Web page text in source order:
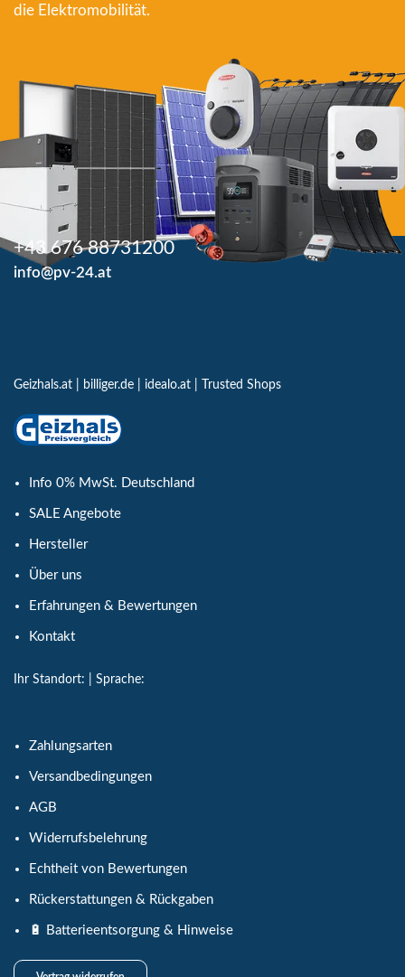
die Elektromobilität.
+43 676 88731200
info@pv-24.at
Geizhals.at billiger.de idealo.at Trusted Shops
Info 0% MwSt. Deutschland
SALE Angebote
Hersteller
Über uns
Erfahrungen & Bewertungen
Kontakt
Ihr Standort: | Sprache:
Zahlungsarten
Versandbedingungen
AGB
Widerrufsbelehrung
Echtheit von Bewertungen
Rückerstattungen & Rückgaben
🔋 Batterieentsorgung & Hinweise